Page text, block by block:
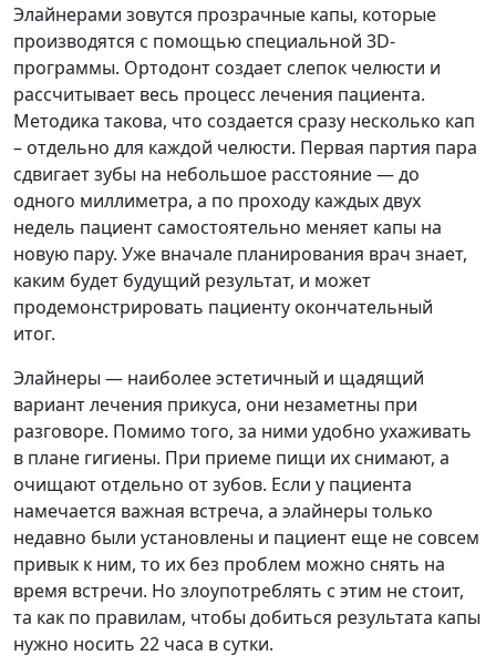
Элайнерами зовутся прозрачные капы, которые
производятся с помощью специальной 3D-
программы. Ортодонт создает слепок челюсти и
рассчитывает весь процесс лечения пациента.
Методика такова, что создается сразу несколько кап
– отдельно для каждой челюсти. Первая партия пара
сдвигает зубы на небольшое расстояние — до
одного миллиметра, а по проходу каждых двух
недель пациент самостоятельно меняет капы на
новую пару. Уже вначале планирования врач знает,
каким будет будущий результат, и может
продемонстрировать пациенту окончательный
итог.
Элайнеры — наиболее эстетичный и щадящий
вариант лечения прикуса, они незаметны при
разговоре. Помимо того, за ними удобно ухаживать
в плане гигиены. При приеме пищи их снимают, а
очищают отдельно от зубов. Если у пациента
намечается важная встреча, а элайнеры только
недавно были установлены и пациент еще не совсем
привык к ним, то их без проблем можно снять на
время встречи. Но злоупотреблять с этим не стоит,
та как по правилам, чтобы добиться результата капы
нужно носить 22 часа в сутки.